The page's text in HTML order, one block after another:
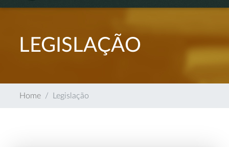
LEGISLAÇÃO
Home Legislação